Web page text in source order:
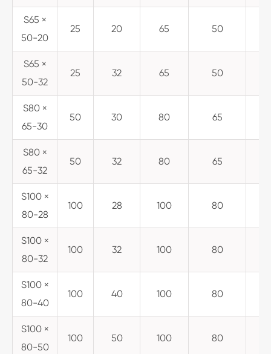
S65 ×
50-20
25 20 65 50
S65 ×
50-32
25 32 65 50
S80 ×
65-30
50 30 80 65
S80 ×
65-32
50 32 80 65
S100 ×
80-28
100 28 100 80
S100 ×
80-32
100 32 100 80
S100 ×
80-40
100 40 100 80
S100 ×
80-50
100 50 100 80